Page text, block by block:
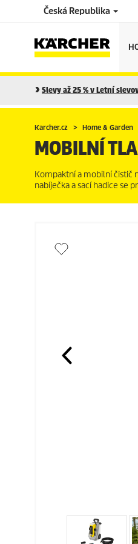
Česká Republika
Slevy až 25 % v Letní
Karcher.cz Home & Garden
MOBILNÍ
Kompaktní a mobilní čistič
nabíječka a sací hadice se